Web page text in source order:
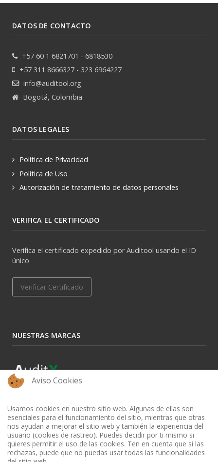
DATOS DE CONTACTO
+57 60 1 6821701 - 6818530
+57 311 8666327 - 323 6964227
info@auditool.org
Bogotá, Colombia
DATOS LEGALES
Política de Privacidad
Política de Uso
Autorización de tratamiento de datos personales
VERIFICA EL CERTIFICADO
Verifica el certificado expedido por Auditool usando el ID
único
Verificar Certificado
NUESTRAS MARCAS
Aviso Cookies
Usamos cookies en nuestro sitio web. Algunas de ellas son
esenciales para el funcionamiento del sitio, mientras que otras
nos ayudan a mejorar el sitio web y también la experiencia del
usuario (cookies de rastreo). Puedes decidir por ti mismo si
quieres permitir el uso de las cookies. Ten en cuenta que si las
rechazas, puede que no puedas usar todas las funcionalidades